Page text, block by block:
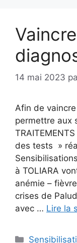
14 mai 2023
Afin de
permettre aux
des tests »
à TOLIARA
anémie –
crises de
avec … Lire la
Catégories